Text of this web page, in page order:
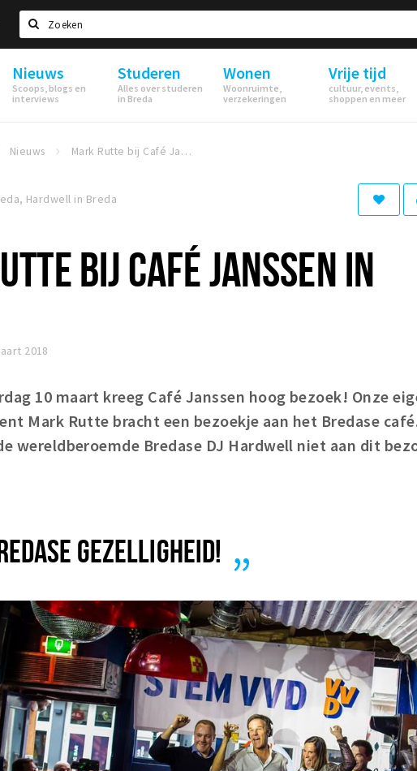
Zoeken
Nieuws
Scoops, blogs en
interviews
Studeren
Alles over studeren
in Breda
Wonen
Woonruimte,
verzekeringen
Vrije tijd
cultuur, events,
shoppen en meer
Nieuws Mark Rutte bij Café Janssen in Breda!
Hardwell in Breda
BIJ CAFÉ JANSSEN IN
2018
10 maart kreeg Café Janssen hoog bezoek! Onze
Mark Rutte bracht een bezoekje aan het Bredase
wereldberoemde Bredase DJ Hardwell niet aan dit
GEZELLIGHEID!